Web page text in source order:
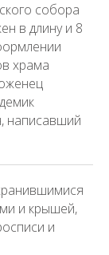
собора
в длину и 8
храма
написавший
и крышей,
и